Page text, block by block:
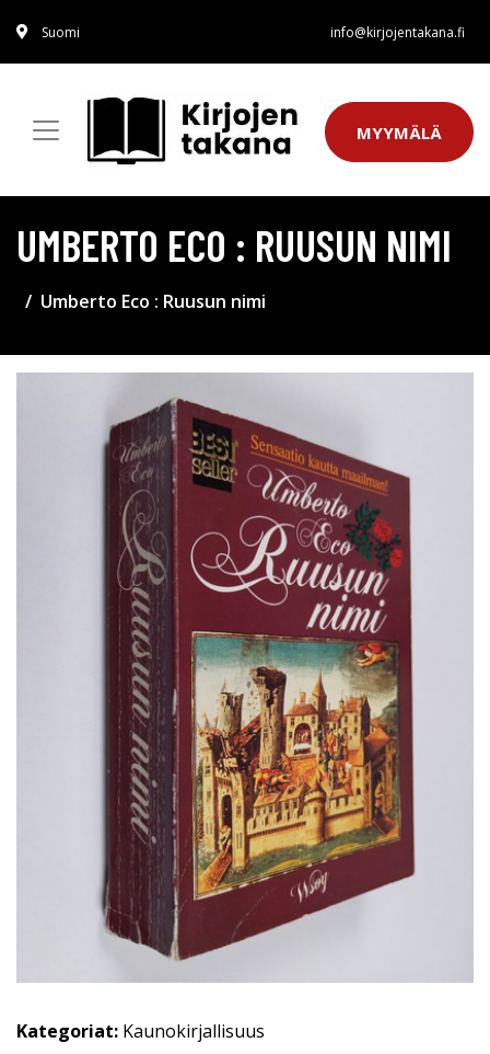
Suomi info@kirjojentakana.fi
MYYMÄLÄ
UMBERTO ECO : RUUSUN NIMI
Umberto Eco : Ruusun nimi
Kategoriat: Kaunokirjallisuus